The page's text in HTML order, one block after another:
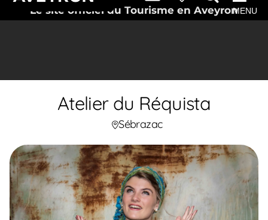
Le site officiel du Tourisme en AveyronMENU
Atelier du Réquista
Sébrazac